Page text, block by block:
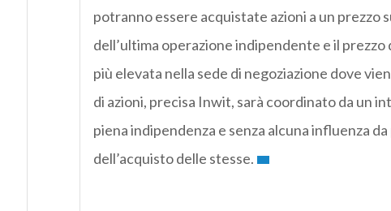
potranno essere acquistate azioni a un prezzo
dell’ultima operazione indipendente e il
più elevata nella sede di negoziazione dove
di azioni, precisa Inwit, sarà coordinato da un
piena indipendenza e senza alcuna influenza
dell’acquisto delle stesse.